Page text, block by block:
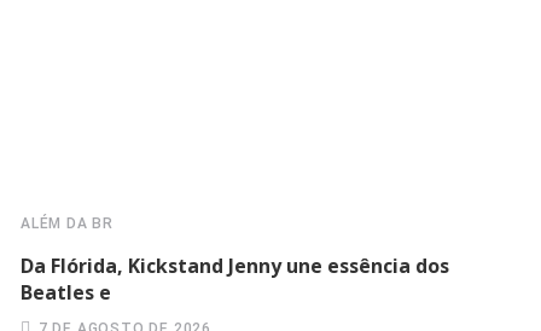
ALÉM DA BR
Da Flórida, Kickstand Jenny une essência dos
Beatles e